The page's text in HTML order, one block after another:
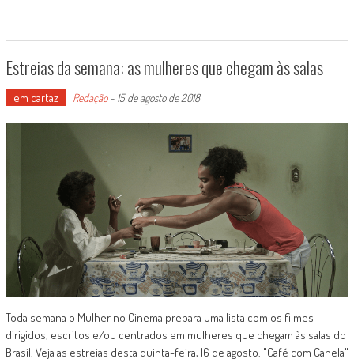
Estreias da semana: as mulheres que chegam às salas
em cartaz Redação- 15 de agosto de 2018
Toda semana o Mulher no Cinema prepara uma lista com os filmes
dirigidos, escritos e/ou centrados em mulheres que chegam às salas do
Brasil. Veja as estreias desta quinta-feira, 16 de agosto. "Café com Canela"